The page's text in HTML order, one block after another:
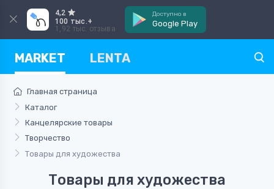
4,2
100 тыс.+
1,92 тыс. отзыва
Доступно в
Google Play
MARKET LENTA
Главная страница
Каталог
Канцелярские товары
Творчество
Товары для художества
Товары для художества